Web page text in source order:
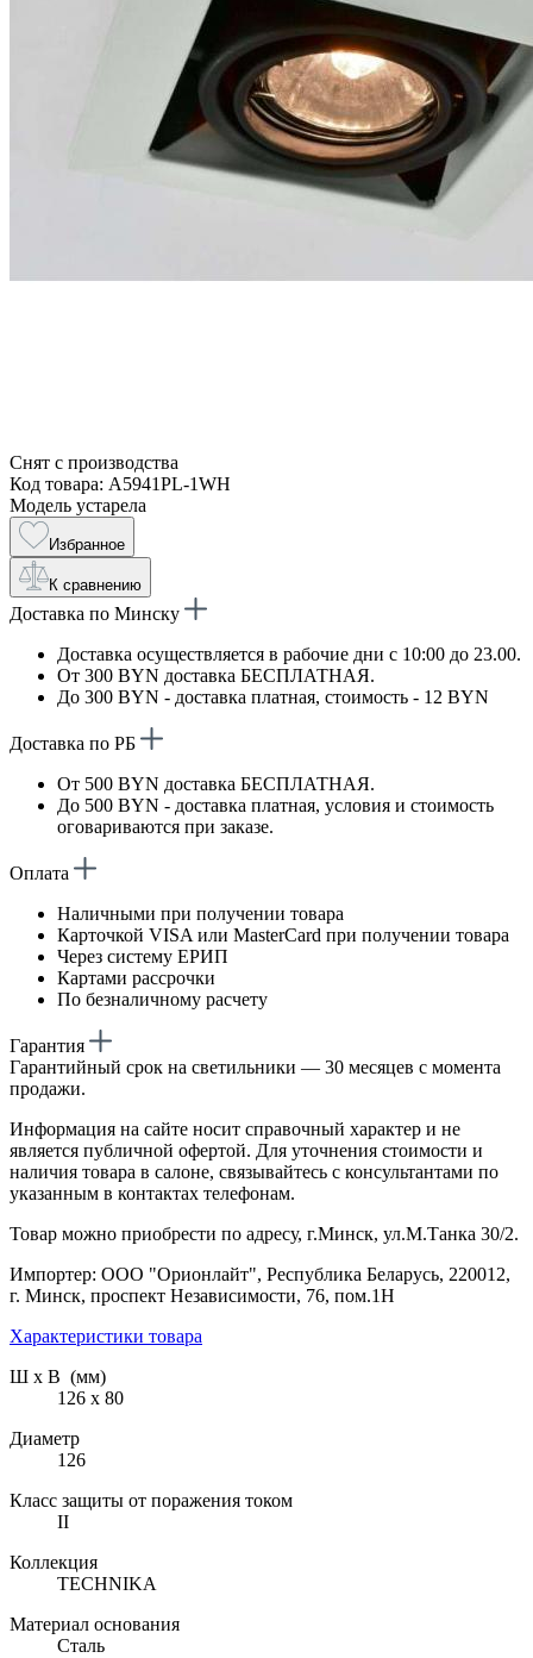
Снят с производства
Код товара: A5941PL-1WH
Модель устарела
Избранное
К сравнению
Доставка по Минску
Доставка осуществляется в рабочие дни с 10:00 до 23.00.
От 300 BYN доставка БЕСПЛАТНАЯ.
До 300 BYN - доставка платная, стоимость - 12 BYN
Доставка по РБ
От 500 BYN доставка БЕСПЛАТНАЯ.
До 500 BYN - доставка платная, условия и стоимость
оговариваются при заказе.
Оплата
Наличными при получении товара
Карточкой VISA или MasterCard при получении товара
Через систему ЕРИП
Картами рассрочки
По безналичному расчету
Гарантия
Гарантийный срок на светильники — 30 месяцев с момента
продажи.
Информация на сайте носит справочный характер и не
является публичной офертой. Для уточнения стоимости и
наличия товара в салоне, связывайтесь с консультантами по
указанным в контактах телефонам.
Товар можно приобрести по адресу, г.Минск, ул.М.Танка 30/2.
Импортер: ООО "Орионлайт", Республика Беларусь, 220012,
г. Минск, проспект Независимости, 76, пом.1Н
Характеристики товара
Ш х В (мм)
126 х 80
Диаметр
126
Класс защиты от поражения током
II
Коллекция
TECHNIKA
Материал основания
Сталь